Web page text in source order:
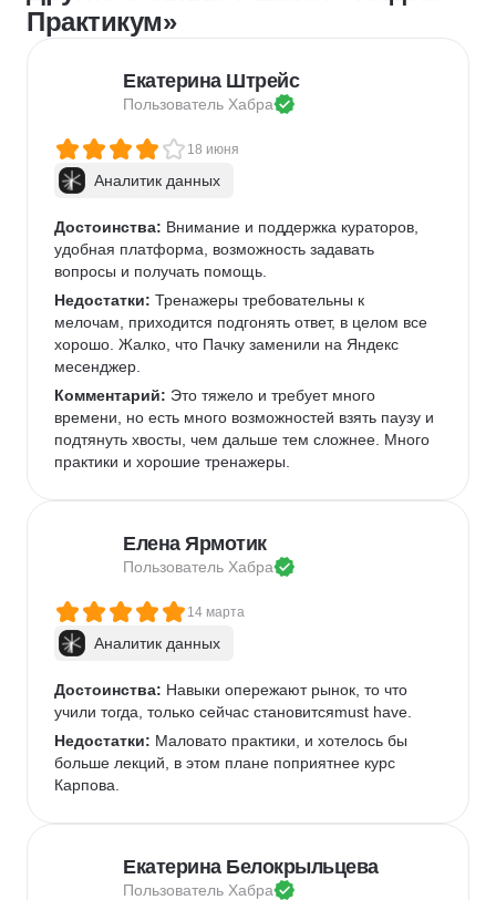
Практикум»
Екатерина Штрейс
Пользователь Хабра
18 июня
Аналитик данных
Достоинства: Внимание и поддержка кураторов,
удобная платформа, возможность задавать
вопросы и получать помощь.
Недостатки: Тренажеры требовательны к
мелочам, приходится подгонять ответ, в целом все
хорошо. Жалко, что Пачку заменили на Яндекс
месенджер.
Комментарий: Это тяжело и требует много
времени, но есть много возможностей взять паузу и
подтянуть хвосты, чем дальше тем сложнее. Много
практики и хорошие тренажеры.
Елена Ярмотик
Пользователь Хабра
14 марта
Аналитик данных
Достоинства: Навыки опережают рынок, то что
учили тогда, только сейчас становитсяmust have.
Недостатки: Маловато практики, и хотелось бы
больше лекций, в этом плане поприятнее курс
Карпова.
Екатерина Белокрыльцева
Пользователь Хабра